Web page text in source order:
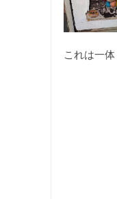
これは一体